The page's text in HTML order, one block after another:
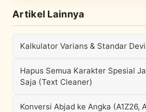
Artikel Lainnya
Kalkulator Varians & Standar
Hapus Semua Karakter Spesial
Saja (Text Cleaner)
Konversi Abjad ke Angka (A1Z26,